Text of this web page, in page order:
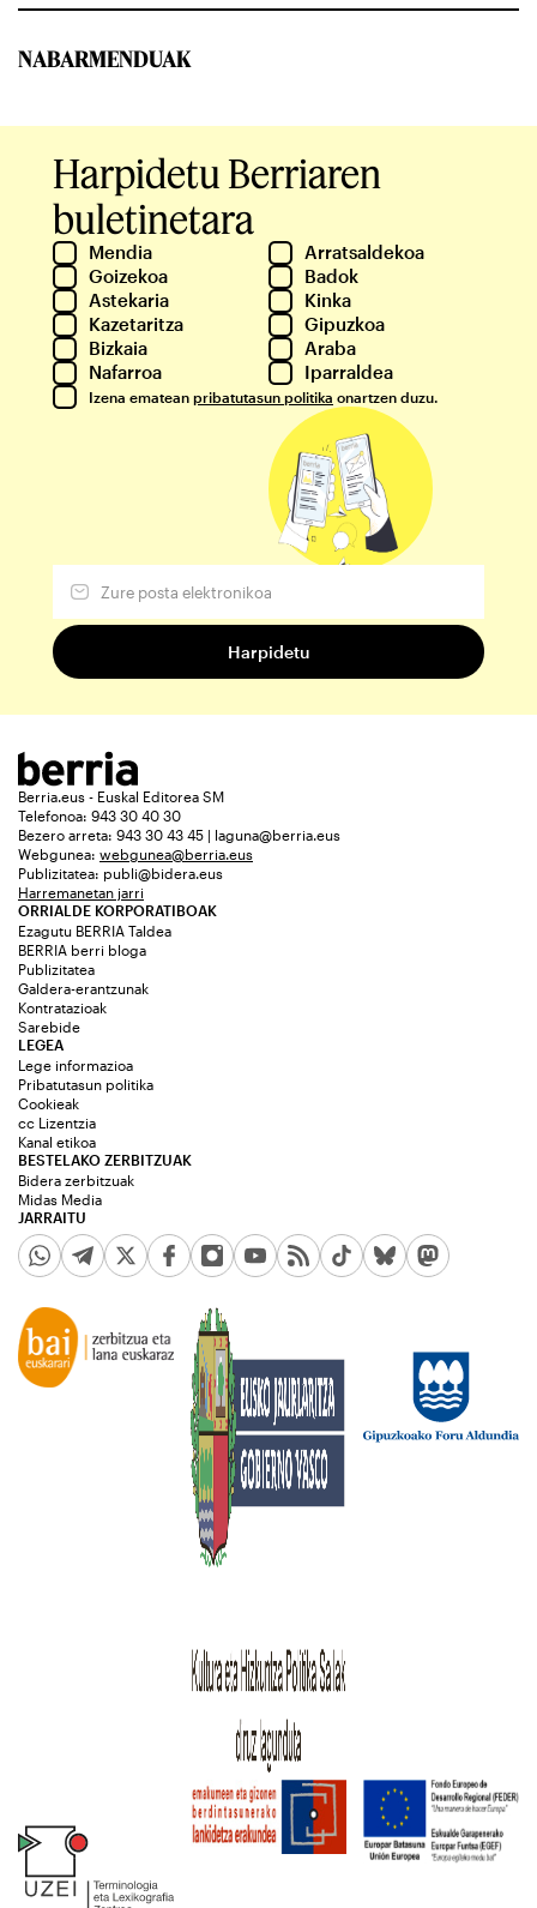
NABARMENDUAK
Harpidetu Berriaren
buletinetara
Mendia
Arratsaldekoa
Goizekoa
Badok
Astekaria
Kinka
Kazetaritza
Gipuzkoa
Bizkaia
Araba
Nafarroa
Iparraldea
Izena ematean pribatutasun politika onartzen duzu.
Berria.eus - Euskal Editorea SM
Telefonoa: 943 30 40 30
Bezero arreta: 943 30 43 45 | laguna@berria.eus
Webgunea: webgunea@berria.eus
Publizitatea: publi@bidera.eus
Harremanetan jarri
ORRIALDE KORPORATIBOAK
Ezagutu BERRIA Taldea
BERRIA berri bloga
Publizitatea
Galdera-erantzunak
Kontratazioak
Sarebide
JARRAITU
LEGEA
Lege informazioa
Pribatutasun politika
Cookieak
cc Lizentzia
Kanal etikoa
BESTELAKO ZERBITZUAK
Bidera zerbitzuak
Midas Media